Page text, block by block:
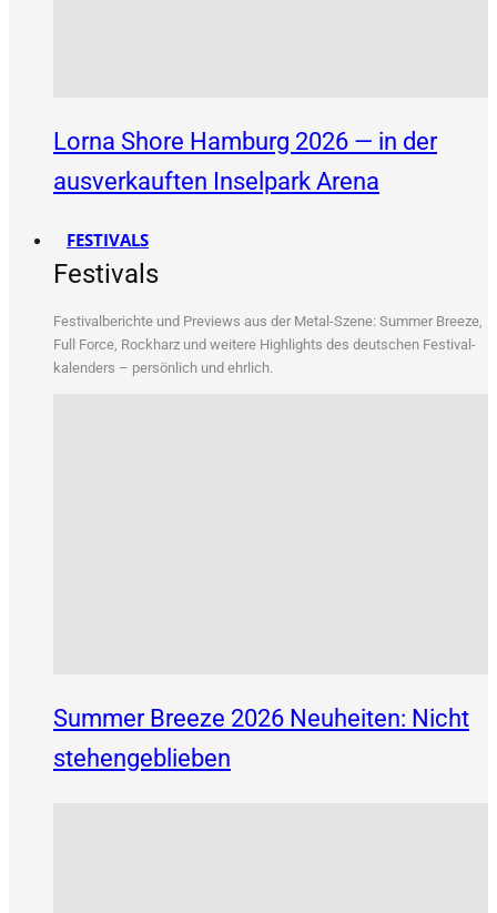
Lorna Shore Hamburg 2026 — in der
ausverkauften Inselpark Arena
FESTIVALS
Festivals
Fes­ti­val­be­rich­te und Pre­views aus der Metal-Sze­ne: Sum­mer Bree­ze,
Full Force, Rock­harz und wei­te­re High­lights des deut­schen Fes­ti­val­
ka­len­ders – per­sön­lich und ehrlich.
Summer Breeze 2026 Neuheiten: Nicht
stehengeblieben